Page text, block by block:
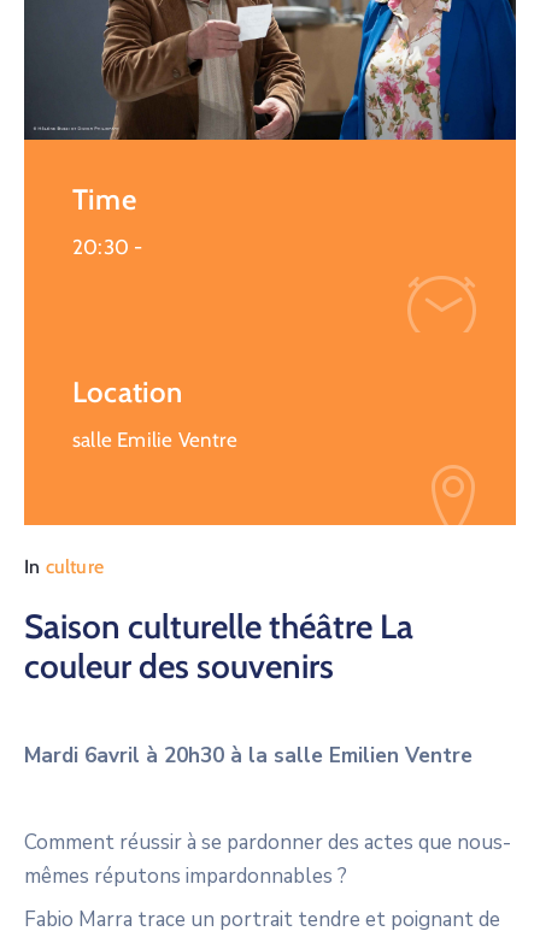
Time
20:30 -
Location
salle Emilie Ventre
In culture
Saison culturelle théâtre La
couleur des souvenirs
Mardi 6avril à 20h30 à la salle Emilien Ventre
Comment réussir à se pardonner des actes que nous-
mêmes réputons impardonnables ?
Fabio Marra trace un portrait tendre et poignant de